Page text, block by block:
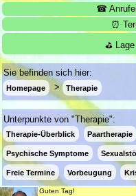
☎
⏰
⛳
Sie befinden sich hier:
Homepage Therapie
Unterpunkte von "Therapie":
Therapie-Überblick Paartherapie
Psychische Symptome
Freie Termine Vorbeugung
Guten Tag!